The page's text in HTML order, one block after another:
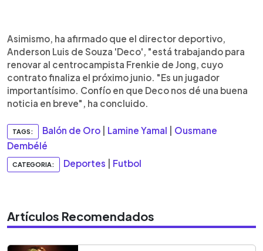
Asimismo, ha afirmado que el director deportivo,
Anderson Luis de Souza 'Deco', "está trabajando para
renovar al centrocampista Frenkie de Jong, cuyo
contrato finaliza el próximo junio. "Es un jugador
importantísimo. Confío en que Deco nos dé una buena
noticia en breve", ha concluido.
TAGS: Balón de Oro Lamine Yamal
Ousmane
Dembélé
CATEGORIA: Deportes Futbol
Artículos Recomendados